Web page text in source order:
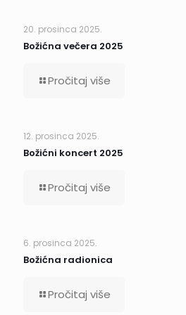
20. prosinca 2025.
Božićna večera 2025
Pročitaj više
12. prosinca 2025.
Božićni koncert 2025
Pročitaj više
6. prosinca 2025.
Božićna radionica
Pročitaj više